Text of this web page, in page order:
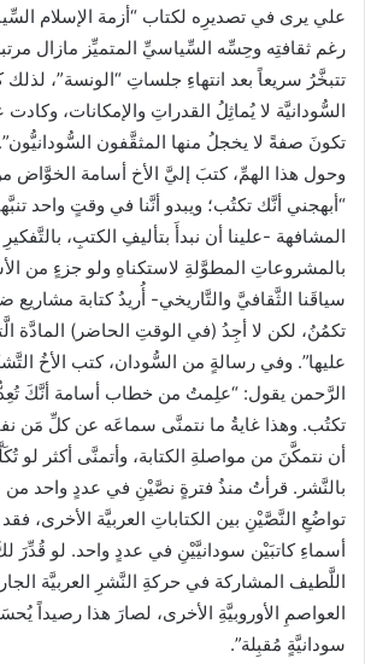
علي يرى في تصديرِه لكتاب “أزمة الإسلام
رغم ثقافتِه وحِسِّه السِّياسيِّ المتميِّز مازال
تتبخَّرُ سريعاً بعد انتهاءِ جلساتِ “الونسة”، لذلك
السُّودانيَّة لا يُماثِلُ القدراتِ والإمكانات، وكادت
تكونَ صفةً لا يخجلُ منها المثقَّفون السُّودانيُّون”.
وحول هذا الهمِّ، كتبَ إليَّ الأخ أسامة الخوَّاض
“أبهجني أنَّك تكتُب؛ ويبدو أنَّنا في وقتٍ واحد
المشافهة -علينا أن نبدأَ بتأليفِ الكتبِ،
بالمشروعاتِ المطوَّلةِ لاستكناهِ ولو جزءٍ من
سياقَنا الثَّقافيَّ والتَّاريخي- أُريدُ كتابة
تكمُنُ، لكن لا أجِدُ (في الوقتِ الحاضر) المادَّة
عليها”. وفي رسالةٍ من السُّودان، كتب الأخُ
الرَّحمن يقول: “علِمتُ من خطاب أسامة أنَّكَ
تكتُب. وهذا غايةُ ما نتمنَّى سماعَه عن كلِّ مَن
أن نتمكَّنَ من مواصلةِ الكتابة، وأتمنَّى أكثر لو
بالنَّشر. قرأتُ منذُ فترةٍ نصَّيْنِ في عددٍ واحد من
تواضُعِ النَّصَّيْنِ بين الكتاباتِ العربيَّة الأخرى،
أسماءِ كاتبَيْن سودانيَّيْنِ في عددٍ واحد. لو قُدِّرَ
اللَّطيف المشاركة في حركةِ النَّشرِ العربيَّة
العواصمِ الأوروبيَّةِ الأخرى، لصارَ هذا رصيداً
سودانيَّةٍ مُقبِلة”.